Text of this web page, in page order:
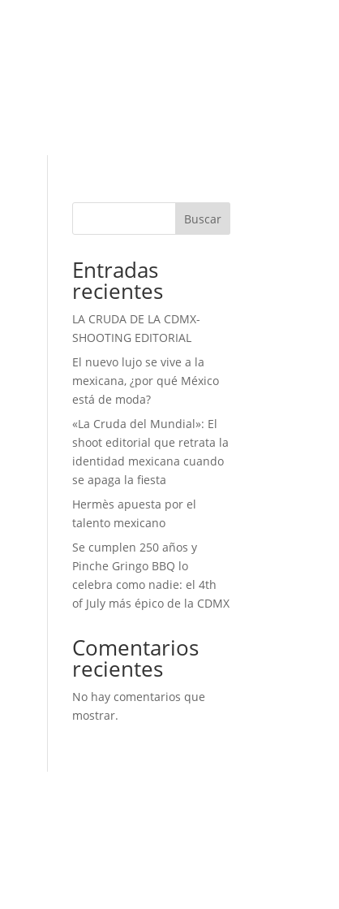
Buscar
Entradas
recientes
LA CRUDA DE LA CDMX-
SHOOTING EDITORIAL
El nuevo lujo se vive a la
mexicana, ¿por qué México
está de moda?
«La Cruda del Mundial»: El
shoot editorial que retrata la
identidad mexicana cuando
se apaga la fiesta
Hermès apuesta por el
talento mexicano
Se cumplen 250 años y
Pinche Gringo BBQ lo
celebra como nadie: el 4th
of July más épico de la CDMX
Comentarios
recientes
No hay comentarios que
mostrar.